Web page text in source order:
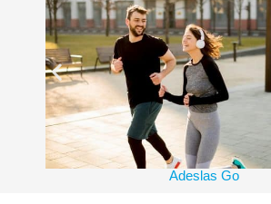
Adeslas Go